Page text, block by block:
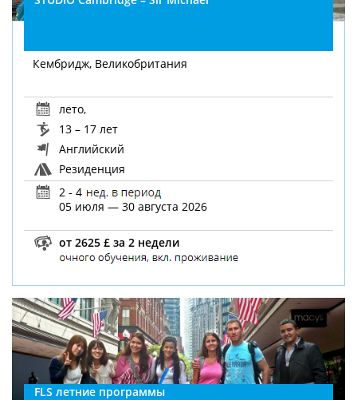
Кембридж, Великобритания
лето,
13 – 17 лет
Английский
Резиденция
2 - 4
05 июля — 30 августа 2026
от 2625 £ за 2 недели
FLS летние программы